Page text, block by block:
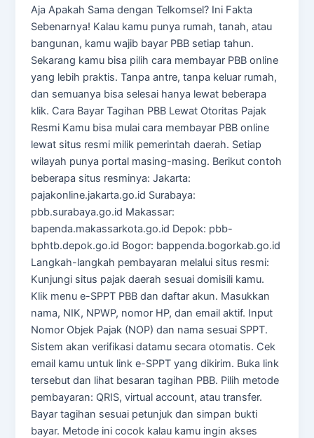
Aja Apakah Sama dengan Telkomsel? Ini Fakta
Sebenarnya! Kalau kamu punya rumah, tanah, atau
bangunan, kamu wajib bayar PBB setiap tahun.
Sekarang kamu bisa pilih cara membayar PBB online
yang lebih praktis. Tanpa antre, tanpa keluar rumah,
dan semuanya bisa selesai hanya lewat beberapa
klik. Cara Bayar Tagihan PBB Lewat Otoritas Pajak
Resmi Kamu bisa mulai cara membayar PBB online
lewat situs resmi milik pemerintah daerah. Setiap
wilayah punya portal masing-masing. Berikut contoh
beberapa situs resminya: Jakarta:
pajakonline.jakarta.go.id Surabaya:
pbb.surabaya.go.id Makassar:
bapenda.makassarkota.go.id Depok: pbb-
bphtb.depok.go.id Bogor: bappenda.bogorkab.go.id
Langkah-langkah pembayaran melalui situs resmi:
Kunjungi situs pajak daerah sesuai domisili kamu.
Klik menu e-SPPT PBB dan daftar akun. Masukkan
nama, NIK, NPWP, nomor HP, dan email aktif. Input
Nomor Objek Pajak (NOP) dan nama sesuai SPPT.
Sistem akan verifikasi datamu secara otomatis. Cek
email kamu untuk link e-SPPT yang dikirim. Buka link
tersebut dan lihat besaran tagihan PBB. Pilih metode
pembayaran: QRIS, virtual account, atau transfer.
Bayar tagihan sesuai petunjuk dan simpan bukti
bayar. Metode ini cocok kalau kamu ingin akses